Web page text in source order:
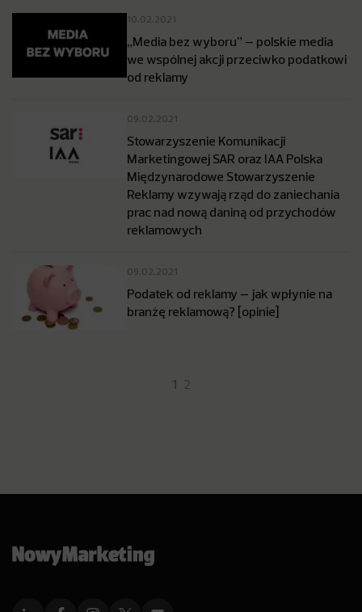
10.02.2021
„Media bez wyboru” – polskie media
we wspólnej akcji przeciwko podatkowi
od reklamy
09.02.2021
Stowarzyszenie Komunikacji
Marketingowej SAR oraz IAA Polska
Międzynarodowe Stowarzyszenie
Reklamy wzywają rząd do zaniechania
prac nad nową daniną od przychodów
reklamowych
09.02.2021
Podatek od reklamy – jak wpłynie na
branżę reklamową? [opinie]
1 2